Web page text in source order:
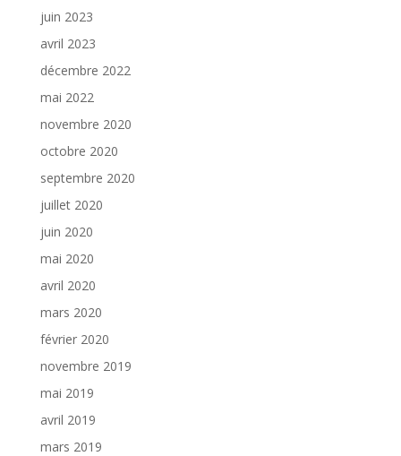
juin 2023
avril 2023
décembre 2022
mai 2022
novembre 2020
octobre 2020
septembre 2020
juillet 2020
juin 2020
mai 2020
avril 2020
mars 2020
février 2020
novembre 2019
mai 2019
avril 2019
mars 2019